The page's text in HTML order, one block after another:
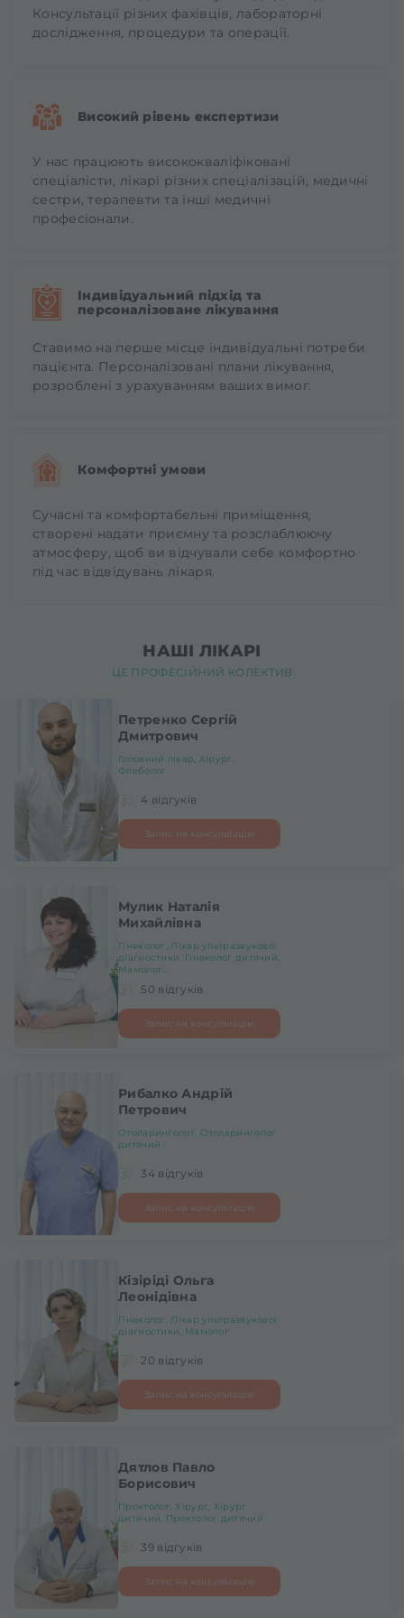
Консультації різних фахівців, лабораторні
дослідження, процедури та операції.
Високий рівень експертизи
У нас працюють висококваліфіковані
спеціалісти, лікарі різних спеціалізацій, медичні
сестри, терапевти та інші медичні
професіонали.
Індивідуальний підхід та
персоналізоване лікування
Ставимо на перше місце індивідуальні потреби
пацієнта. Персоналізовані плани лікування,
розроблені з урахуванням ваших вимог.
Комфортні умови
Сучасні та комфортабельні приміщення,
створені надати приємну та розслаблюючу
атмосферу, щоб ви відчували себе комфортно
під час відвідувань лікаря.
НАШІ ЛІКАРІ
ЦЕ ПРОФЕСІЙНИЙ КОЛЕКТИВ
Петренко Сергій
Дмитрович
Головний лікар, Хірург,
Флеболог
4 відгуків
Запис на консультацію
Мулик Наталія
Михайлівна
Гінеколог, Лікар ультразвукової
діагностики, Гінеколог дитячий,
Мамолог...
50 відгуків
Запис на консультацію
Рибалко Андрій
Петрович
Отоларинголог, Отоларинголог
дитячий
34 відгуків
Запис на консультацію
Кізіріді Ольга
Леонідівна
Гінеколог, Лікар ультразвукової
діагностики, Мамолог
20 відгуків
Запис на консультацію
Дятлов Павло
Борисович
Проктолог, Хірург, Хірург
дитячий, Проктолог дитячий
39 відгуків
Запис на консультацію